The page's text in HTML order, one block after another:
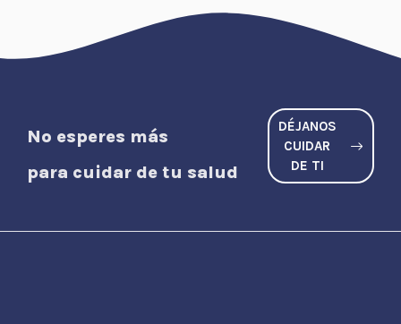
No esperes más
para cuidar de tu salud
DÉJANOS
CUIDAR
DE TI